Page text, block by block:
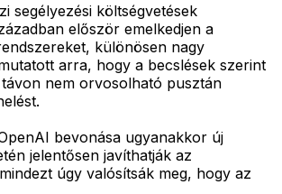
segélyezési költségvetések
először emelkedjen a
különösen nagy
arra, hogy a becslések szerint
nem orvosolható pusztán
bevonása ugyanakkor új
jelentősen javíthatják az
úgy valósítsák meg, hogy az